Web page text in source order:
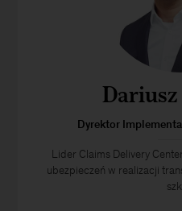
Dyrektor
Lider Claims Delivery
ubezpieczeń w realizacji